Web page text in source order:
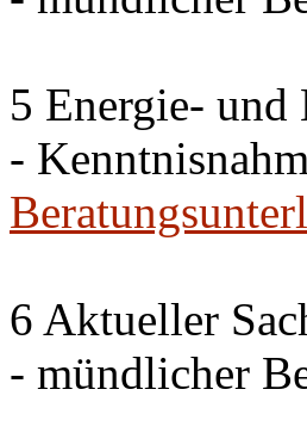
5 Energie-
-
6 Aktueller
- mündlicher